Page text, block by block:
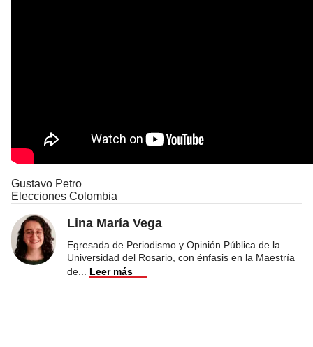
Gustavo Petro
Elecciones Colombia
Lina María Vega
Egresada de Periodismo y Opinión Pública de la
Universidad del Rosario, con énfasis en la Maestría
de
Leer más